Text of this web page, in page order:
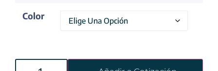
Color